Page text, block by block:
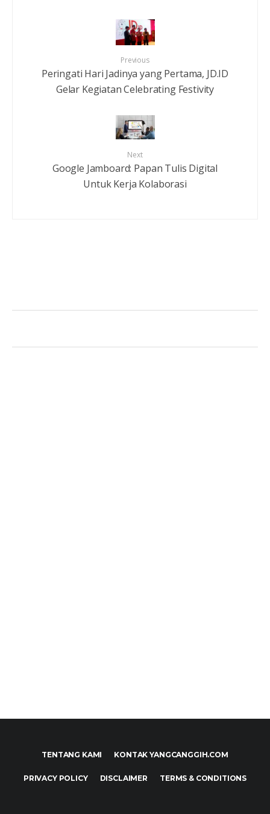
Previous
Peringati Hari Jadinya yang Pertama, JD.ID
Gelar Kegiatan Celebrating Festivity
Next
Google Jamboard: Papan Tulis Digital
Untuk Kerja Kolaborasi
TENTANG KAMI KONTAK YANGCANGGIH.COM
PRIVACY POLICY DISCLAIMER TERMS & CONDITIONS